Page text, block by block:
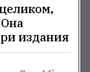
издания